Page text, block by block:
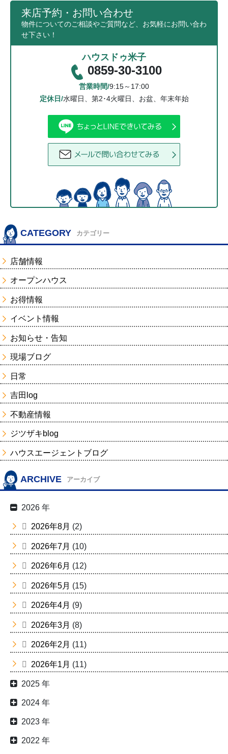
来店予約・お問い合わせ
物件についてのご相談やご質問など、お気軽にお問い合わ
せ下さい！
ハウスドゥ米子
0859-30-3100
営業時間/9:15～17:00
定休日/水曜日、第2･4火曜日、お盆、年末年始
CATEGORY カテゴリー
店舗情報
オープンハウス
お得情報
イベント情報
お知らせ・告知
現場ブログ
日常
吉田log
不動産情報
ジツザキblog
ハウスエージェントブログ
ARCHIVE アーカイブ
2026 年
2026年8月 (2)
2026年7月 (10)
2026年6月 (12)
2026年5月 (15)
2026年4月 (9)
2026年3月 (8)
2026年2月 (11)
2026年1月 (11)
2025 年
2024 年
2023 年
2022 年